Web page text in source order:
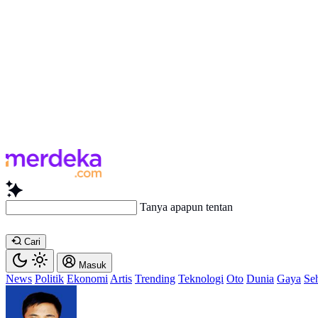
Tanya apapun tentang artikel in
Cari
Masuk
News Politik Ekonomi Artis Trending Teknologi Oto Dunia Gaya